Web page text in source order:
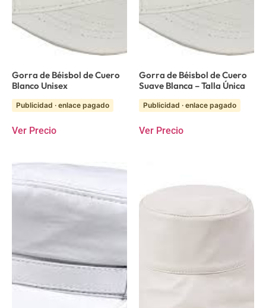
Gorra de Béisbol de Cuero
Blanco Unisex
Publicidad · enlace pagado
Ver Precio
Gorra de Béisbol de Cuero
Suave Blanca – Talla Única
Publicidad · enlace pagado
Ver Precio